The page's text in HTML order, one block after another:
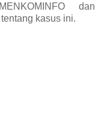
dan
kasus ini.